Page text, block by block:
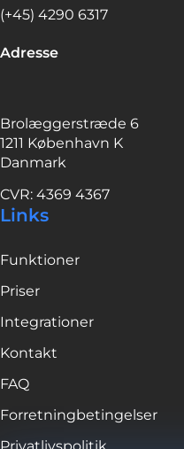
(+45) 4290 6317
Adresse
Brolæggerstræde 6
1211 København K
Danmark
CVR: 4369 4367
Links
Funktioner
Priser
Integrationer
Kontakt
FAQ
Forretningbetingelser